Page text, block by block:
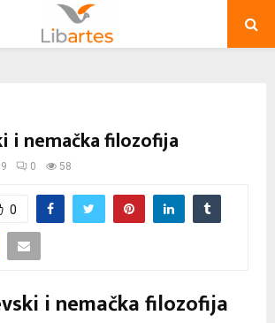
i nemačka filozofija
0 58
0
i nemačka filozofija